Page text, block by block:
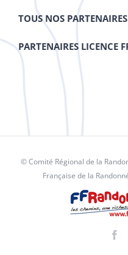
TOUS NOS PARTENAIRES
PARTENAIRES LICENCE
© Comité Régional de la
Française de la